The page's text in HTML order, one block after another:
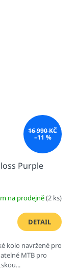
16 990 KČ
–11 %
Purple
na prodejně(2 ks)
DETAIL
kolo navržené pro
MTB pro